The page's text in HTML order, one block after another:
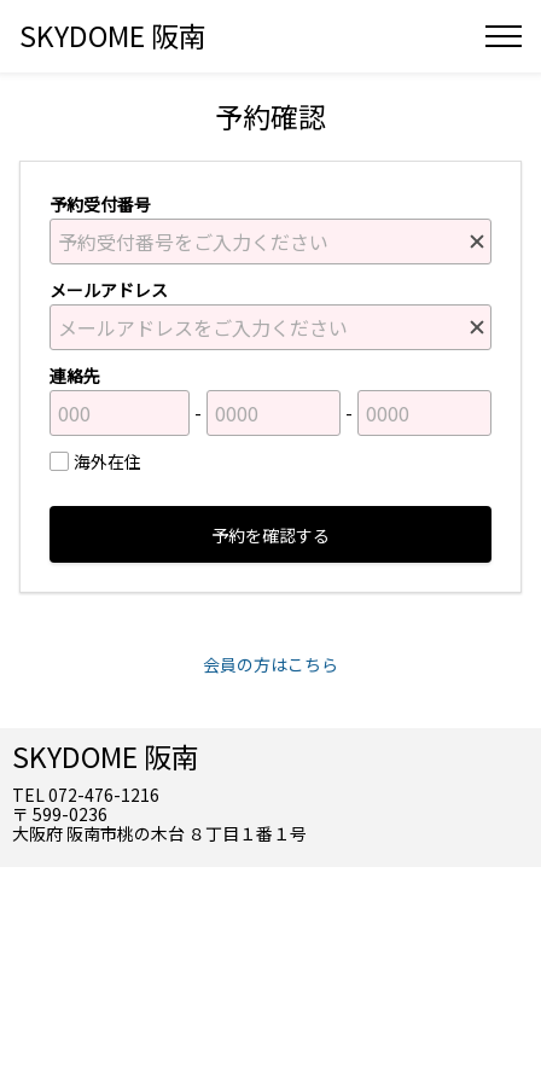
SKYDOME 阪南
予約確認
予約受付番号
メールアドレス
連絡先
海外在住
予約を確認する
会員の方はこちら
SKYDOME 阪南
TEL 072-476-1216
〒 599-0236
大阪府 阪南市桃の木台 ８丁目１番１号